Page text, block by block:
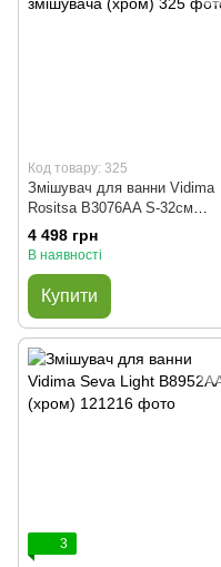
Код товару: 325
Змішувач для ванни Vidima
Rositsa B3076AA S-32см
класик корпус змішувача
(хром)
4 498 грн
В наявності
Купити
3